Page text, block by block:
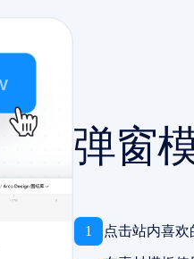
弹窗
1 点击站内喜